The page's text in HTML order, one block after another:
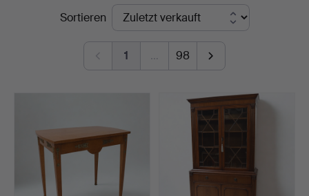
Auktionsbyrå
EndpreiseSortieren
1 … 98